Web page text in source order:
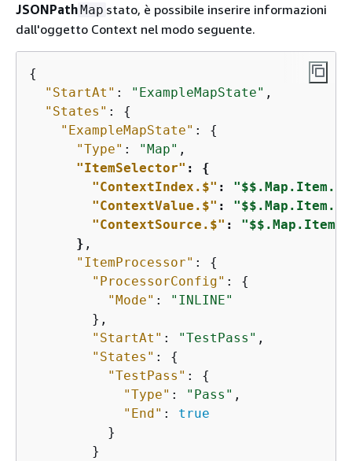
JSONPathMap stato, è possibile inserire informazioni
dall'oggetto Context nel modo seguente.
{
"StartAt" : "ExampleMapState" ,
"States" : {
"ExampleMapState" : {
"Type" : "Map" ,
"ItemSelector" : {
"ContextIndex.$" :
"ContextValue.$" :
"ContextSource.$" :
      }
,
"ItemProcessor" : {
"ProcessorConfig" : {
"Mode" :
"INLINE"
        },
"StartAt" : "TestPass" ,
"States" : {
"TestPass" : {
"Type" : "Pass" ,
"End" : true
          }
        }